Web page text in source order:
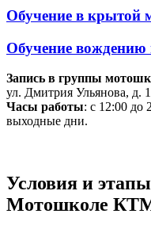
Обучение в крытой
Обучение вождению
Запись в группы
ул. Дмитрия Ульянова, д.
Часы работы: с 12:00 до
выходные дни.
Условия и
Мотошколе